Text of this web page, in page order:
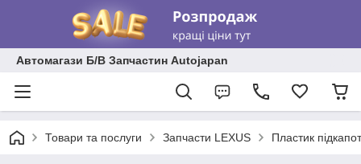
Автомагази Б/В Запчастин Autojapan
Товари та послуги Запчасти LEXUS Пластик